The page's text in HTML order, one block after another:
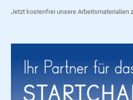
Jetzt kostenfrei unsere Arbeitsmaterialien